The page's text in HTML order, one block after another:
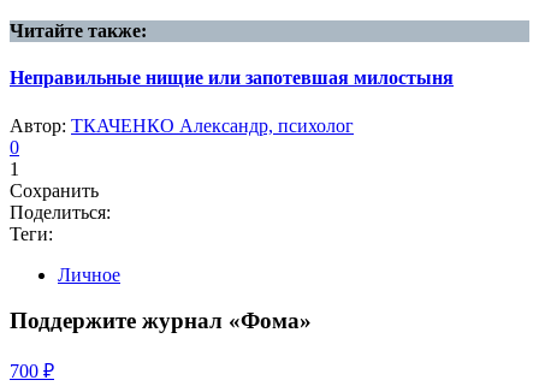
Читайте также:
Неправильные нищие или запотевшая милостыня
Автор: ТКАЧЕНКО Александр, психолог
0
1
Сохранить
Поделиться:
Теги:
Личное
Поддержите журнал «Фома»
700 ₽